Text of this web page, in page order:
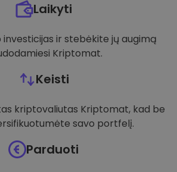
Laikyti
investicijas ir stebėkite jų augimą
Kriptomat.
Keisti
kriptovaliutas Kriptomat, kad be
savo portfelį.
Parduoti